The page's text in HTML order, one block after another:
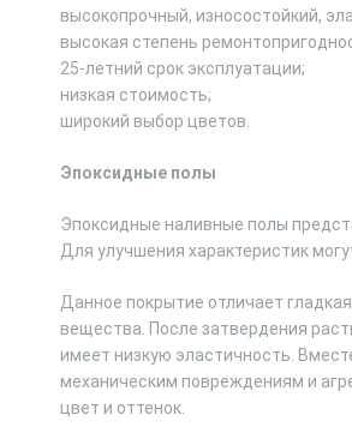
высокопрочный, износостойкий,
высокая степень
25-летний срок эксплуатации;
низкая стоимость;
широкий выбор цветов.
Эпоксидные полы
Эпоксидные наливные полы
Для улучшения характеристик
Данное покрытие отличает
вещества. После затвердения
имеет низкую эластичность.
механическим повреждениям и
цвет и оттенок.